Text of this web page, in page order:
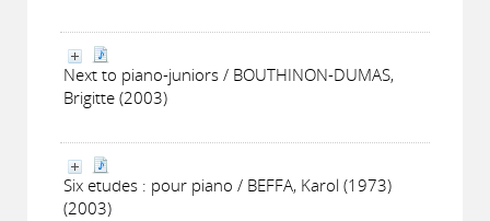
Next to piano-juniors / BOUTHINON-DUMAS,
Brigitte (2003)
Six etudes : pour piano / BEFFA, Karol (1973)
(2003)